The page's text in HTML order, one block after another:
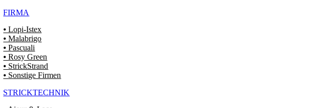
FIRMA
⦁ Lopi-Istex
⦁ Malabrigo
⦁ Pascuali
⦁ Rosy Green
⦁ StrickStrand
⦁ Sonstige Firmen
STRICKTECHNIK